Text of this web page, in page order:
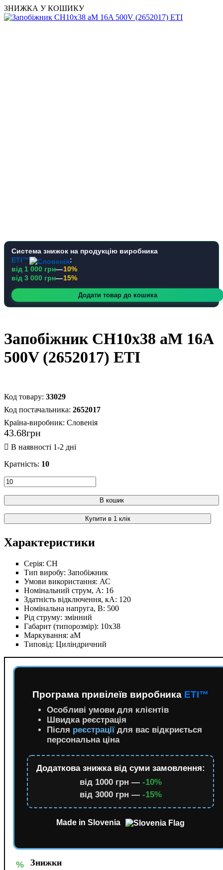
ЗНИЖКА У КОШИКУ
Система знижок на продукцію виробника
ETI™
:
від 1 000 грн—10%
від 3 000 грн—15%
Додати товар до кошика
Запобіжник CH10x38 aM 16A
500V (2652017) ETI
33029
2652017
Країна-виробник: Словенія
43.68грн
Кратність: 10
В кошик
Купити в 1 клік
Характеристики
Серія: CH
Тип виробу: Запобіжник
Умови використання: АС
Номінальний струм, А: 16
Здатність відключення, кА: 120
Номінальна напруга, В: 500
Рід струму: змінний
Габарит (типорозмір): 10х38
Маркування: aM
Типовід: Циліндричний
Програма привілеїв виробника ETI™
Особливі умови для клієнтів
Швидка реєстрація
Після реєстрації для вас відкриється
персональна ціна
Додаткова знижка від суми замовлення:
від 1000 грн — -10%
від 3000 грн — -15%
Made in Slovenia
% Знижки